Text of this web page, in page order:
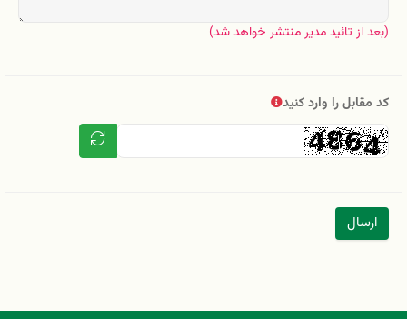
(بعد از تائید مدیر منتشر خواهد شد)
کد مقابل را وارد کنید
ارسال